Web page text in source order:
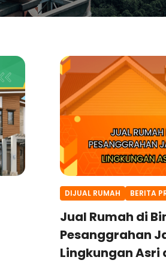
DIJUAL RUMAH BERITA
Jual Rumah di
Pesanggrahan
Lingkungan Asri